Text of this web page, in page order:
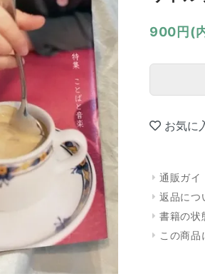
900円(
お気に
通販ガイ
返品につ
書籍の状
この商